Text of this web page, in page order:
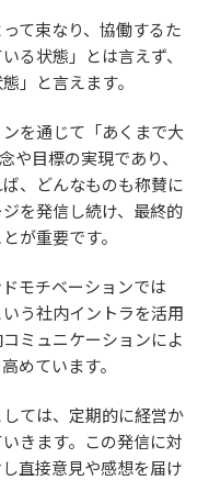
て束なり、協働するた
る状態」とは言えず、
」と言えます。
を通じて「あくまで大
目標の実現であり、
、どんなものも称賛に
を発信し続け、最終的
が重要です。
モチベーションでは
う社内イントラを活用
ミュニケーションによ
めています。
ては、定期的に経営か
きます。この発信に対
直接意見や感想を届け